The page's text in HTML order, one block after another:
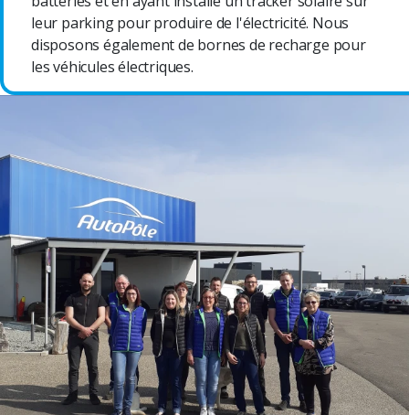
leur parking pour produire de l'électricité. Nous
disposons également de bornes de recharge pour
les véhicules électriques.